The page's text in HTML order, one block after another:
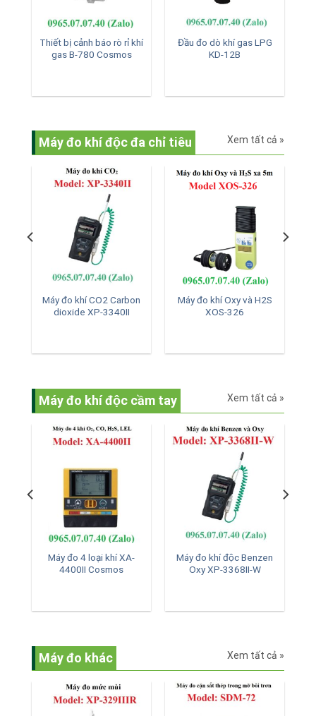
Thiết bị cảnh báo rò rỉ khí
gas B-780 Cosmos
Đầu đo dò khí gas LPG
KD-12B
Máy đo khí độc đa chỉ tiêu Xem tất cả »
Máy đo khí CO2 Carbon
dioxide XP-3340II
Máy đo khí Oxy và H2S
XOS-326
Máy đo khí độc cầm tay Xem tất cả »
Máy đo 4 loại khí XA-
4400II Cosmos
Máy đo khí độc Benzen
Oxy XP-3368II-W
Máy đo khác Xem tất cả »